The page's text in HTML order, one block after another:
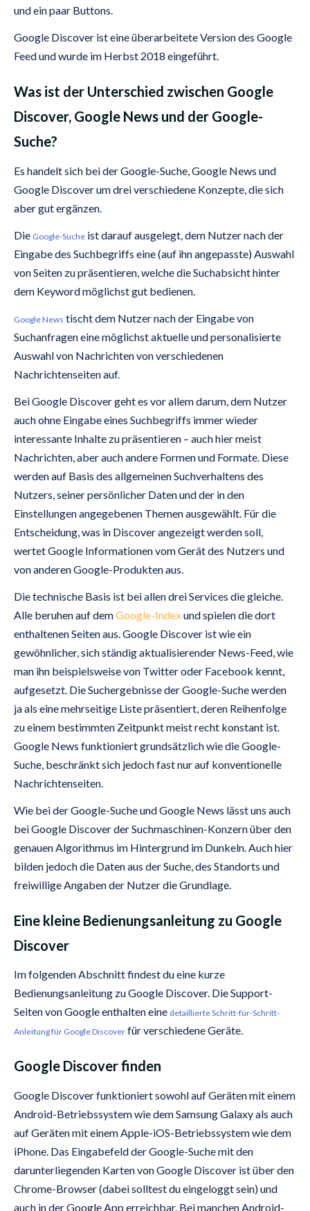
und ein paar Buttons.
Google Discover ist eine überarbeitete Version des Google
Feed und wurde im Herbst 2018 eingeführt.
Was ist der Unterschied zwischen Google
Discover, Google News und der Google-
Suche?
Es handelt sich bei der Google-Suche, Google News und
Google Discover um drei verschiedene Konzepte, die sich
aber gut ergänzen.
Die Google-Suche ist darauf ausgelegt, dem Nutzer nach der
Eingabe des Suchbegriffs eine (auf ihn angepasste) Auswahl
von Seiten zu präsentieren, welche die Suchabsicht hinter
dem Keyword möglichst gut bedienen.
Google News tischt dem Nutzer nach der Eingabe von
Suchanfragen eine möglichst aktuelle und personalisierte
Auswahl von Nachrichten von verschiedenen
Nachrichtenseiten auf.
Bei Google Discover geht es vor allem darum, dem Nutzer
auch ohne Eingabe eines Suchbegriffs immer wieder
interessante Inhalte zu präsentieren – auch hier meist
Nachrichten, aber auch andere Formen und Formate. Diese
werden auf Basis des allgemeinen Suchverhaltens des
Nutzers, seiner persönlicher Daten und der in den
Einstellungen angegebenen Themen ausgewählt. Für die
Entscheidung, was in Discover angezeigt werden soll,
wertet Google Informationen vom Gerät des Nutzers und
von anderen Google-Produkten aus.
Die technische Basis ist bei allen drei Services die gleiche.
Alle beruhen auf demGoogle-Indexund spielen die dort
enthaltenen Seiten aus. Google Discover ist wie ein
gewöhnlicher, sich ständig aktualisierender News-Feed, wie
man ihn beispielsweise von Twitter oder Facebook kennt,
aufgesetzt. Die Suchergebnisse der Google-Suche werden
ja als eine mehrseitige Liste präsentiert, deren Reihenfolge
zu einem bestimmten Zeitpunkt meist recht konstant ist.
Google News funktioniert grundsätzlich wie die Google-
Suche, beschränkt sich jedoch fast nur auf konventionelle
Nachrichtenseiten.
Wie bei der Google-Suche und Google News lässt uns auch
bei Google Discover der Suchmaschinen-Konzern über den
genauen Algorithmus im Hintergrund im Dunkeln. Auch hier
bilden jedoch die Daten aus der Suche, des Standorts und
freiwillige Angaben der Nutzer die Grundlage.
Eine kleine Bedienungsanleitung zu Google
Discover
Im folgenden Abschnitt findest du eine kurze
Bedienungsanleitung zu Google Discover. Die Support-
Seiten von Google enthalten eine detaillierte Schritt-für-Schritt-
Anleitung für Google Discover für verschiedene Geräte.
Google Discover finden
Google Discover funktioniert sowohl auf Geräten mit einem
Android-Betriebssystem wie dem Samsung Galaxy als auch
auf Geräten mit einem Apple-iOS-Betriebssystem wie dem
iPhone. Das Eingabefeld der Google-Suche mit den
darunterliegenden Karten von Google Discover ist über den
Chrome-Browser (dabei solltest du eingeloggt sein) und
auch in der Google App erreichbar. Bei manchen Android-